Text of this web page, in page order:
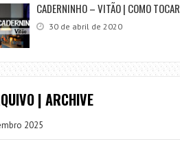
CADERNINHO – VITÃO | COMO TOCAR
30 de abril de 2020
| ARCHIVE
2025